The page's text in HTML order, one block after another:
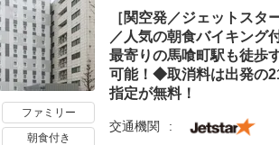
ファミリー
朝食付き
［関空発／ジェットスタ
／人気の朝食バイキング
最寄りの馬喰町駅も徒歩
可能！◆取消料は出発の
指定が無料！
交通機関